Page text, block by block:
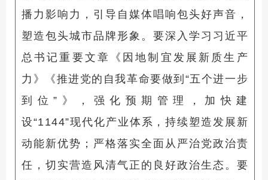
播力影响力，引导自媒体唱响包头好声音，
塑造包头城市品牌形象。要深入学习习近平
总书记重要文章《因地制宜发展新质生产
力》《推进党的自我革命要做到“五个进一步
到位”》，强化预期管理，加快建
设“1144”现代化产业体系，持续塑造发展新
动能新优势；严格落实全面从严治党政治责
任，切实营造风清气正的良好政治生态。要